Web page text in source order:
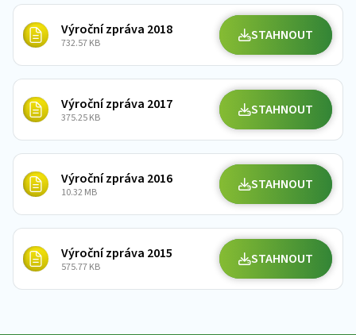
Výroční zpráva 2018
732.57 KB STAHNOUT
Výroční zpráva 2017
375.25 KB STAHNOUT
Výroční zpráva 2016
10.32 MB STAHNOUT
Výroční zpráva 2015
575.77 KB STAHNOUT